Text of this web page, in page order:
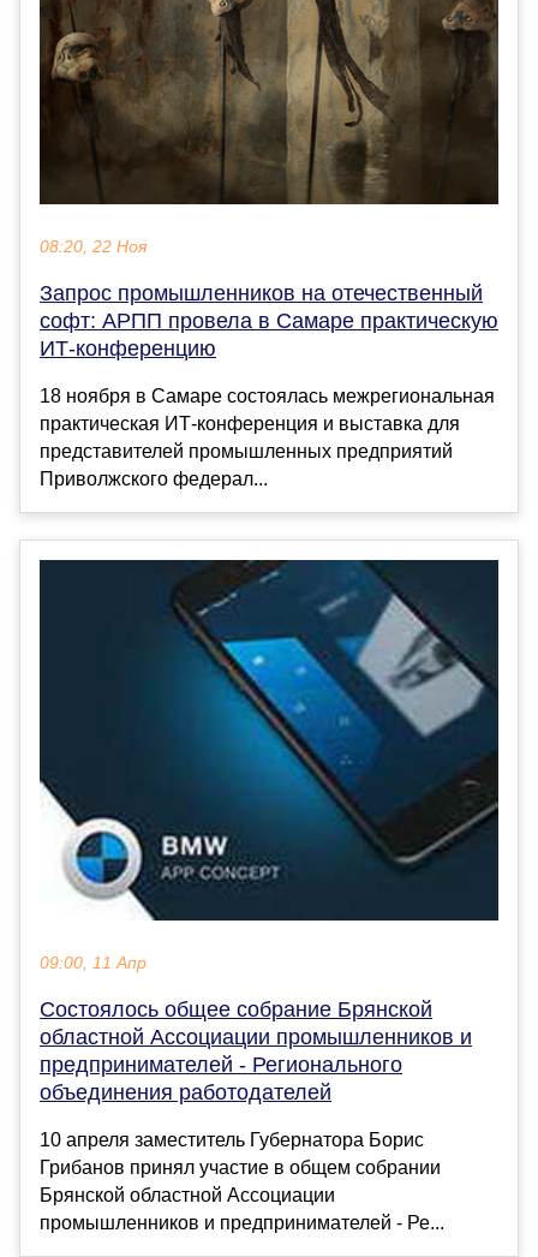
08:20, 22 Ноя
Запрос промышленников на отечественный
софт: АРПП провела в Самаре практическую
ИТ-конференцию
18 ноября в Самаре состоялась межрегиональная
практическая ИТ-конференция и выставка для
представителей промышленных предприятий
Приволжского федерал...
09:00, 11 Апр
Состоялось общее собрание Брянской
областной Ассоциации промышленников и
предпринимателей - Регионального
объединения работодателей
10 апреля заместитель Губернатора Борис
Грибанов принял участие в общем собрании
Брянской областной Ассоциации
промышленников и предпринимателей - Ре...